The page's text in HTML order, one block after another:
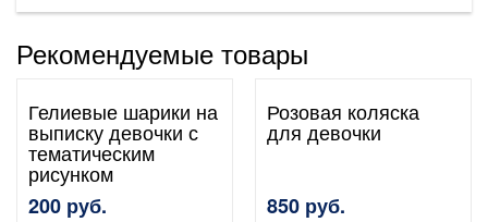
Рекомендуемые товары
Гелиевые шарики на
выписку девочки с
тематическим
рисунком
200 руб.
Розовая коляска
для девочки
850 руб.